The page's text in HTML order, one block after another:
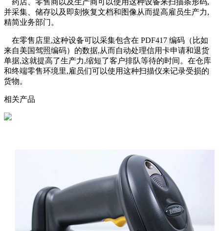
药店、零售商以及生产商可以使用这种设备来扫描条形码,
并采集、储存以及即刻恢复文档和图像从而提高雇员生产力,
精简业务部门。
在零售店里,这种设备可以采集包含在 PDF417 编码（比如
来自美国驾照编码）的数据,从而自动处理信用卡申请和退货
单据,这就提高了生产力,缩短了客户排队等待的时间。在仓库
和终端零售环境里,雇员们可以使用这种扫描仪来记录受损的
货物。
相关产品